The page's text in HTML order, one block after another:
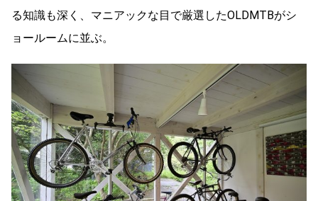
る知識も深く、マニアックな目で厳選したOLDMTBがシ
ョールームに並ぶ。